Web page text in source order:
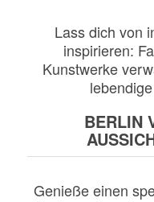
Lass dich von
inspirieren:
Kunstwerke
BERLIN
Genieße einen